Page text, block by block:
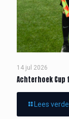
14 jul 2026
Achterhoek Cup
Lees